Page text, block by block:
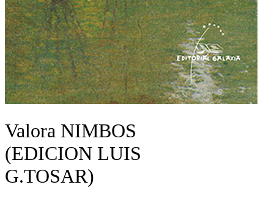
Valora NIMBOS
(EDICION LUIS
G.TOSAR)